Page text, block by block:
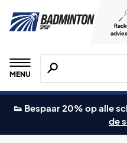
MENU
Zoeken naar
👟 Bespaar 20% op alle
de